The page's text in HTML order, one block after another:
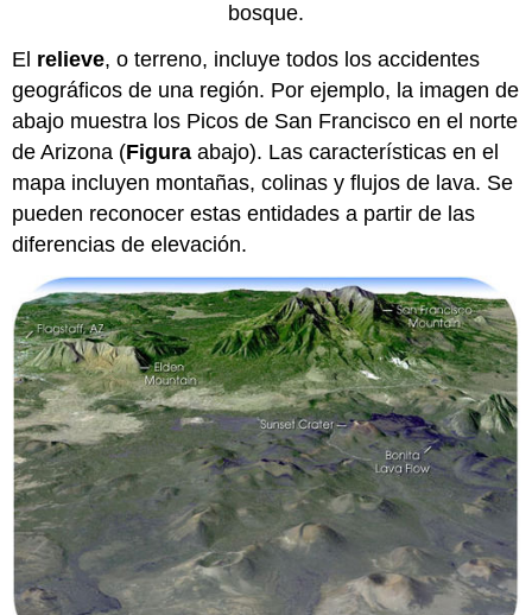
bosque.
El relieve, o terreno, incluye todos los accidentes
geográficos de una región. Por ejemplo, la imagen de
abajo muestra los Picos de San Francisco en el norte
de Arizona (Figura abajo). Las características en el
mapa incluyen montañas, colinas y flujos de lava. Se
pueden reconocer estas entidades a partir de las
diferencias de elevación.